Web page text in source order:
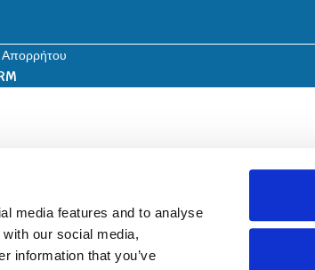
media features and to analyse
our social media,
information that you’ve
Απορρήτου